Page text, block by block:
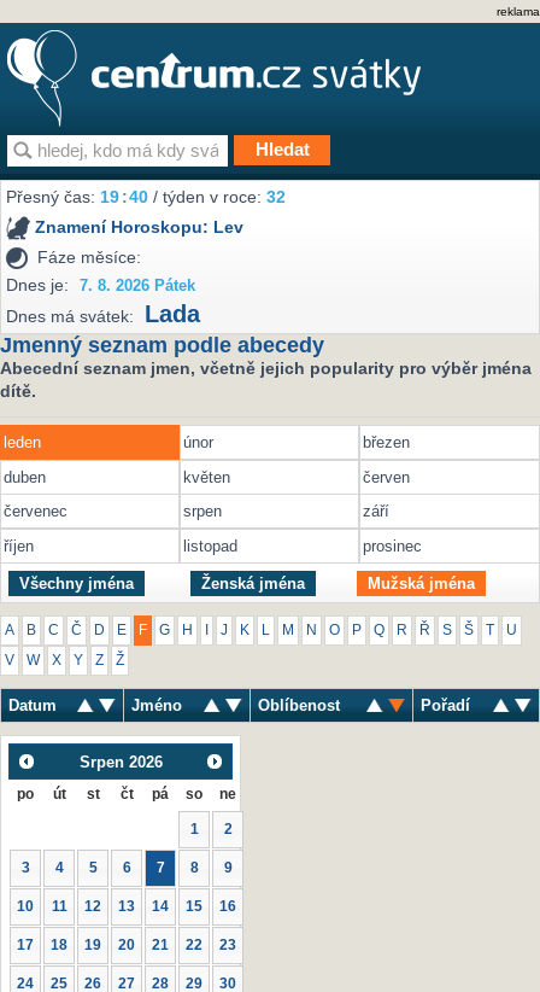
reklama
Přesný čas:19:40 / týden v roce:32
Znamení Horoskopu: Lev
Fáze měsíce:
Dnes je:
7. 8. 2026 Pátek
Dnes má svátek: Lada
Jmenný seznam podle abecedy
Abecední seznam jmen, včetně jejich popularity pro výběr jména
dítě.
leden únor
březen
duben
květen
červen
červenec
srpen
září
říjen
listopad prosinec
Všechny jména Ženská jména Mužská jména
A B C Č D E F G H J K M N O P Q R Ř S Š U
V W X Y Z Ž
Datum Jméno Oblíbenost Pořadí
Srpen 2026
po út st čt pá so ne
1 2
3 4 5 6 7 8 9
10 11 12 13 14 15 16
17 18 19 20 21 22 23
24 25 26 27 28 29 30